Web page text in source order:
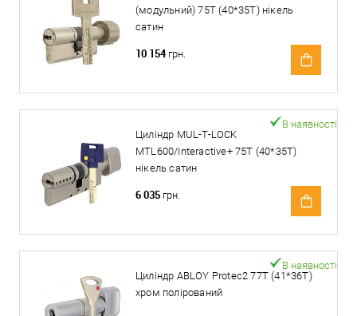
(модульний) 75T (40*35T) нікель
сатин
10 154 грн.
Циліндр MUL-T-LOCK
MTL600/Interactive+ 75T (40*35T)
нікель сатин
В наявності
6 035 грн.
Циліндр ABLOY Protec2 77T (41*36T)
хром полірований
В наявності